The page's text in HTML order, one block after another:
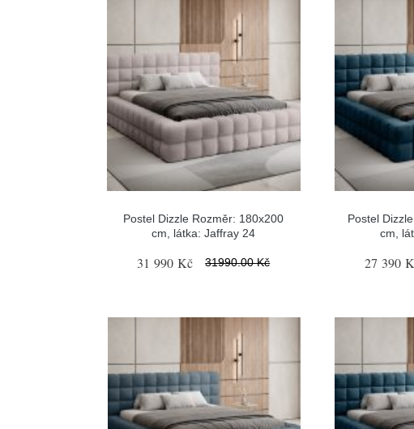
Postel Dizzle Rozměr: 180x200
cm, látka: Jaffray 24
31 990 Kč 31990.00 Kč
Postel
cm,
27 390